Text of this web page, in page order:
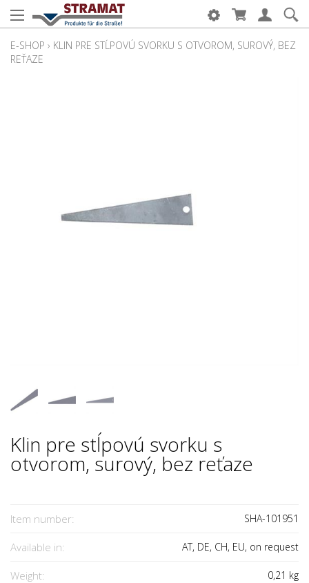
E-SHOP › KLIN PRE STĹPOVÚ SVORKU S OTVOROM, SUROVÝ, BEZ
REŤAZE
Klin pre stĺpovú svorku s
otvorom, surový, bez reťaze
Item number: SHA-101951
Available in: AT, DE, CH, EU, on request
Weight: 0,21 kg